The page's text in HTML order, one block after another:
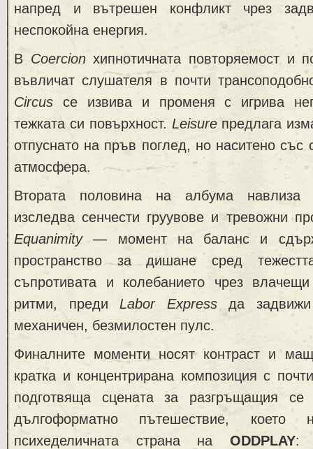
напред и вътрешен конфликт чрез
неспокойна енергия.
В Coercionхипнотичната повторяемост и
въвличат слушателя в почти
Circus се извива и променя с игрива
тежката си повърхност. Leisureпредлага
отпуснато на пръв поглед, но наситено със
атмосфера.
Втората половина на албума
изследва сенчести груувове и тревожни
Equanimity— момент на баланс и
пространство за дишане сред
съпротивата и колебанието чрез
ритми, преди Labor Expressда задвижи
механичен, безмилостен пулс.
Финалните моменти носят контраст и
кратка и концентрирана композиция с
подготвяща сцената за разгръщащия
дългоформатно пътешествие, което
психеделичната страна на ODDPLAY: